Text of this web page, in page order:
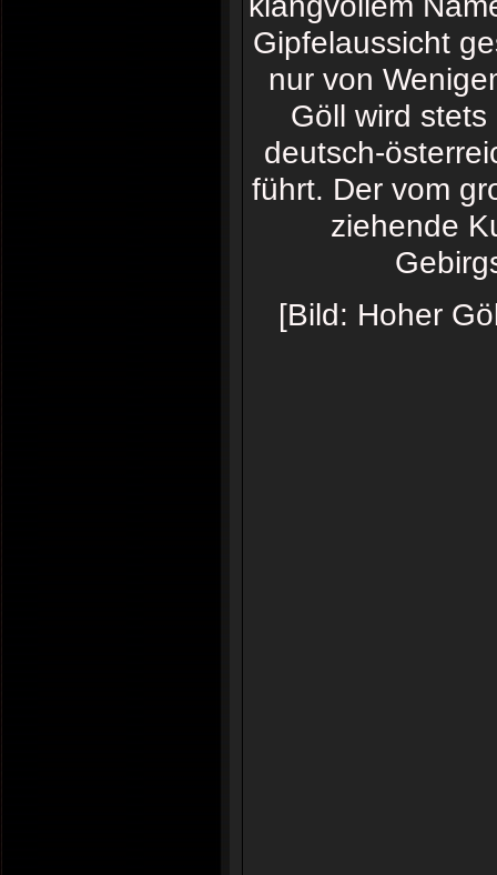
Gipfelaussicht
nur von
Göll wird stets
deutsch-
führt. Der vom
ziehende
[Bild: Hoher